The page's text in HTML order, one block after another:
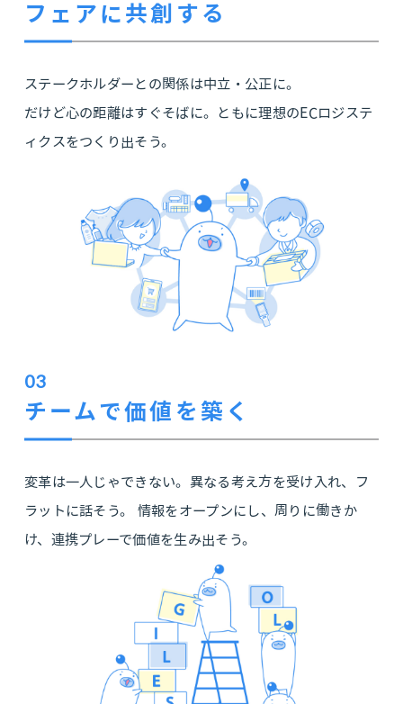
フェアに共創する
ステークホルダーとの関係は中立・公正に。
だけど心の距離はすぐそばに。ともに理想のECロジステ
ィクスをつくり出そう。
03
チームで価値を築く
変革は一人じゃできない。異なる考え方を受け入れ、フ
ラットに話そう。 情報をオープンにし、周りに働きか
け、連携プレーで価値を生み出そう。